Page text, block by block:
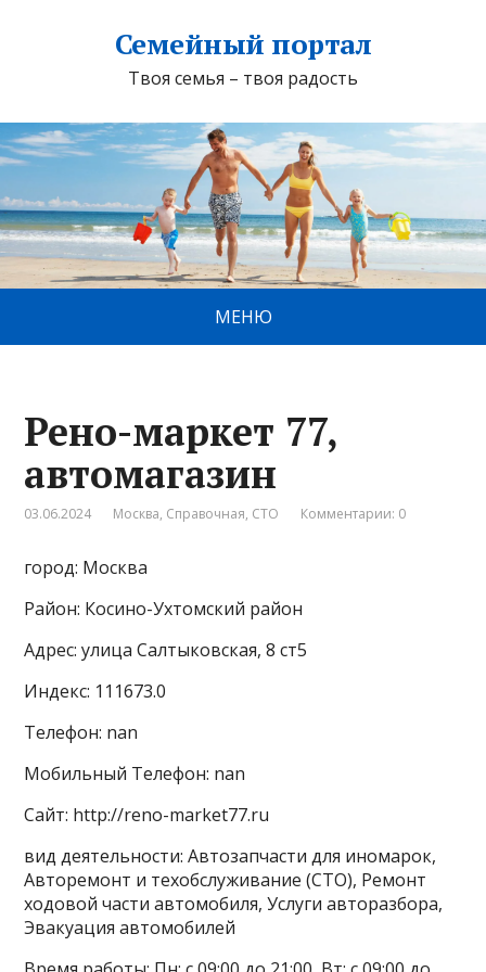
Семейный портал
Твоя семья – твоя радость
МЕНЮ
Рено-маркет 77,
автомагазин
03.06.2024 Москва, Справочная, СТО Комментарии: 0
город: Москва
Район: Косино-Ухтомский район
Адрес: улица Салтыковская, 8 ст5
Индекс: 111673.0
Телефон: nan
Мобильный Телефон: nan
Сайт: http://reno-market77.ru
вид деятельности: Автозапчасти для иномарок,
Авторемонт и техобслуживание (СТО), Ремонт
ходовой части автомобиля, Услуги авторазбора,
Эвакуация автомобилей